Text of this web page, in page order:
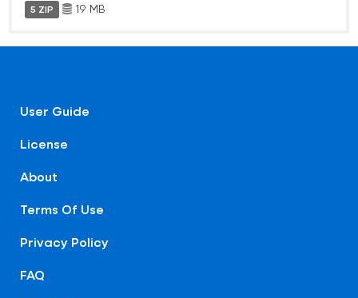
5 ZIP 19 MB
User Guide
License
About
Terms Of Use
Privacy Policy
FAQ